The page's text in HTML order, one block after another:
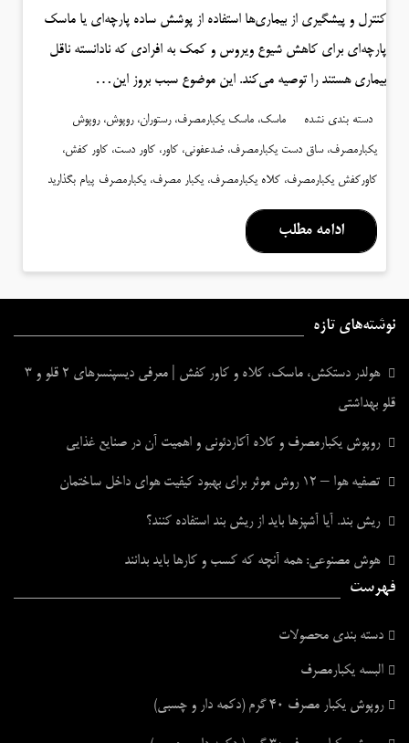
کنترل و پیشگیری از بیماری‌ها استفاده از پوشش ساده پارچه‌ای یا ماسک‌
پارچه‌ای برای کاهش شیوع ویروس و کمک به افرادی که نادانسته ناقل
بیماری هستند را توصیه می‌کند. این موضوع سبب بروز این…
دسته بندی نشده ماسک، ماسک یکبارمصرف، رستوران، روپوش، روپوش
یکبارمصرف، ساق دست یکبارمصرف، ضدعفونی، کاور، کاور دست، کاور کفش،
کاورکفش یکبارمصرف، کلاه یکبارمصرف، یکبار مصرف، یکبارمصرف پیام بگذارید
ادامه مطلب
نوشته‌های تازه
هولدر دستکش، ماسک، کلاه و کاور کفش | معرفی دیسپنسرهای ۲ قلو و ۳
قلو بهداشتی
روپوش یکبارمصرف و کلاه آکاردئونی و اهمیت آن در صنایع غذایی
تصفیه هوا – ۱۲ روش موثر برای بهبود کیفیت هوای داخل ساختمان
ریش بند. آیا آشپزها باید از ریش بند استفاده کنند؟
هوش مصنوعی: همه آنچه که کسب و کارها باید بدانند
فهرست
دسته بندی محصولات
البسه یکبارمصرف
روپوش یکبار مصرف ۴۰ گرم (دکمه دار و چسبی)